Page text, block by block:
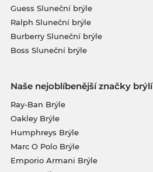
Guess Sluneční brýle
Ralph Sluneční brýle
Burberry Sluneční brýle
Boss Sluneční brýle
Naše nejoblíbenější značky brýlí
Ray-Ban Brýle
Oakley Brýle
Humphreys Brýle
Marc O Polo Brýle
Emporio Armani Brýle